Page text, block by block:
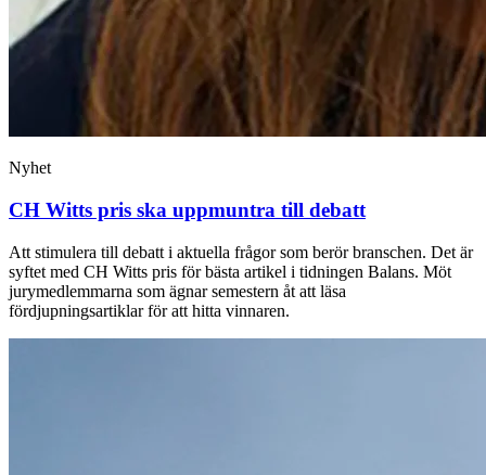
Nyhet
CH Witts pris ska uppmuntra till debatt
Att stimulera till debatt i aktuella frågor som berör branschen. Det är
syftet med CH Witts pris för bästa artikel i tidningen Balans. Möt
jurymedlemmarna som ägnar semestern åt att läsa
fördjupningsartiklar för att hitta vinnaren.